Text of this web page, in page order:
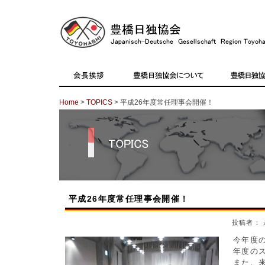
Home > TOPICS > 平成26年度常任理事会開催！
平成26年度常任理事会開催！
投稿者
今年度
年度の
また、